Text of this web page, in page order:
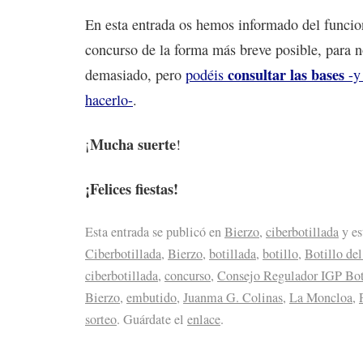
En esta entrada os hemos informado del
concurso de la forma más breve posible, para
demasiado, pero podéis consultar las bases -y
hacerlo-.
¡Mucha suerte!
¡Felices fiestas!
Esta entrada se publicó enBierzo, ciberbotilladay
Ciberbotillada, Bierzo, botillada, botillo, Botillo
ciberbotillada, concurso, Consejo Regulador IGP
Bierzo, embutido, Juanma G. Colinas, La Moncloa,
sorteo. Guárdate el enlace.